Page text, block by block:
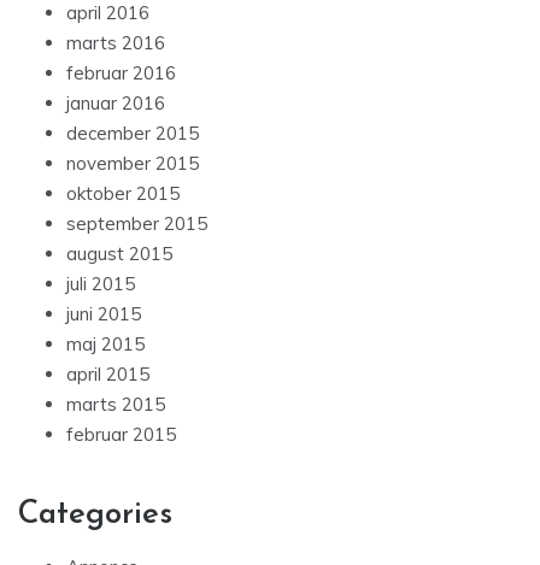
april 2016
marts 2016
februar 2016
januar 2016
december 2015
november 2015
oktober 2015
september 2015
august 2015
juli 2015
juni 2015
maj 2015
april 2015
marts 2015
februar 2015
Categories